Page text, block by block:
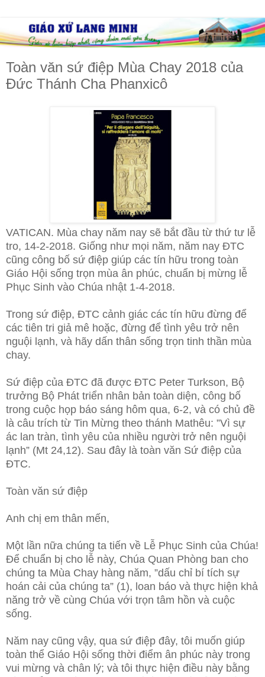
Toàn văn sứ điệp Mùa Chay 2018 của
Đức Thánh Cha Phanxicô
VATICAN. Mùa chay năm nay sẽ bắt đầu từ thứ tư lễ
tro, 14-2-2018. Giống như mọi năm, năm nay ĐTC
cũng công bố sứ điệp giúp các tín hữu trong toàn
Giáo Hội sống trọn mùa ân phúc, chuẩn bị mừng lễ
Phục Sinh vào Chúa nhật 1-4-2018.
Trong sứ điệp, ĐTC cảnh giác các tín hữu đừng để
các tiên tri giả mê hoặc, đừng để tình yêu trở nên
nguội lạnh, và hãy dấn thân sống trọn tinh thần mùa
chay.
Sứ điệp của ĐTC đã được ĐTC Peter Turkson, Bộ
trưởng Bộ Phát triển nhân bản toàn diện, công bố
trong cuộc họp báo sáng hôm qua, 6-2, và có chủ đề
là câu trích từ Tin Mừng theo thánh Mathêu: ”Vì sự
ác lan tràn, tình yêu của nhiều người trở nên nguội
lạnh” (Mt 24,12). Sau đây là toàn văn Sứ điệp của
ĐTC.
Toàn văn sứ điệp
Anh chị em thân mến,
Một lần nữa chúng ta tiến về Lễ Phục Sinh của Chúa!
Để chuẩn bị cho lễ này, Chúa Quan Phòng ban cho
chúng ta Mùa Chay hàng năm, ”dấu chỉ bí tích sự
hoán cải của chúng ta” (1), loan báo và thực hiện khả
năng trở về cùng Chúa với trọn tâm hồn và cuộc
sống.
Năm nay cũng vậy, qua sứ điệp đây, tôi muốn giúp
toàn thể Giáo Hội sống thời điểm ân phúc này trong
vui mừng và chân lý; và tôi thực hiện điều này bằng